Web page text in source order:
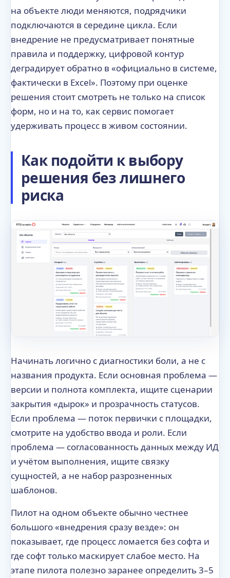
на объекте люди меняются, подрядчики
подключаются в середине цикла. Если
внедрение не предусматривает понятные
правила и поддержку, цифровой контур
деградирует обратно в «официально в системе,
фактически в Excel». Поэтому при оценке
решения стоит смотреть не только на список
форм, но и на то, как сервис помогает
удерживать процесс в живом состоянии.
Как подойти к выбору
решения без лишнего
риска
Начинать логично с диагностики боли, а не с
названия продукта. Если основная проблема —
версии и полнота комплекта, ищите сценарии
закрытия «дырок» и прозрачность статусов.
Если проблема — поток первички с площадки,
смотрите на удобство ввода и роли. Если
проблема — согласованность данных между ИД
и учётом выполнения, ищите связку
сущностей, а не набор разрозненных
шаблонов.
Пилот на одном объекте обычно честнее
большого «внедрения сразу везде»: он
показывает, где процесс ломается без софта и
где софт только маскирует слабое место. На
этапе пилота полезно заранее определить 3–5